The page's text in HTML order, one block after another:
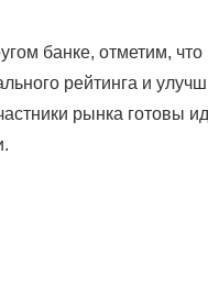
банке, отметим,
рейтинга и
рынка готовы